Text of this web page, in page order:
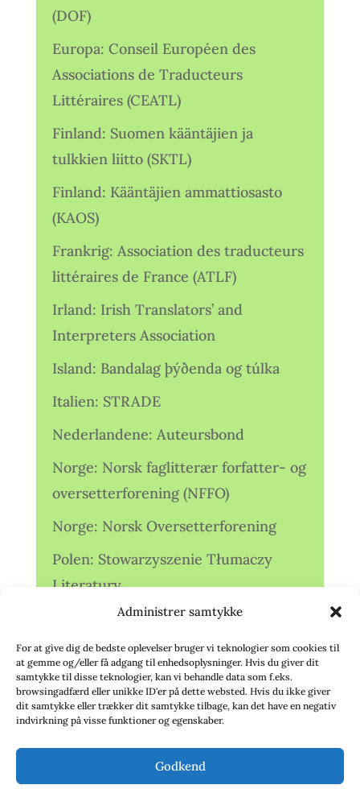
Administrer samtykke
For at give dig de bedste oplevelser bruger vi teknologier som cookies til
at gemme og/eller få adgang til enhedsoplysninger. Hvis du giver dit
samtykke til disse teknologier, kan vi behandle data som f.eks.
browsingadfærd eller unikke ID'er på dette websted. Hvis du ikke giver
dit samtykke eller trækker dit samtykke tilbage, kan det have en negativ
indvirkning på visse funktioner og egenskaber.
Godkend
(DOF)
Europa: Conseil Européen des
Associations de Traducteurs
Littéraires (CEATL)
Finland: Suomen kääntäjien ja
tulkkien liitto (SKTL)
Finland: Kääntäjien ammattiosasto
(KAOS)
Frankrig: Association des traducteurs
littéraires de France (ATLF)
Irland: Irish Translators’ and
Interpreters Association
Island: Bandalag þýðenda og túlka
Italien: STRADE
Nederlandene: Auteursbond
Norge: Norsk faglitterær forfatter- og
oversetterforening (NFFO)
Norge: Norsk Oversetterforening
Polen: Stowarzyszenie Tłumaczy
Literatury
Storbritannien: Translators
Association (TA)
Sverige: Översättarsektionen (Ö.)
Sverige: Översättarcentrum (ÖC)
deutschsprachiger Übersetzer (VdÜ)